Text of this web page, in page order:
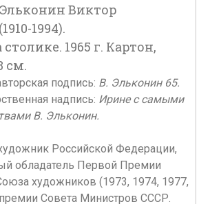
Виктор
1994).
1965 г. Картон,
см.
подпись: В. Эльконин 65.
надпись: Ирине с самыми
В. Эльконин.
Российской Федерации,
обладатель Первой Премии
художников (1973, 1974, 1977,
премии Совета Министров СССР.